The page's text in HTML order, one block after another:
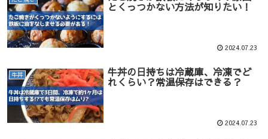
とくっつかない方法が知りたい！
2024.07.23
牛丼 牛丼の日持ちは冷蔵庫、冷凍でど
れくらい？常温保存はできる？
2024.07.23